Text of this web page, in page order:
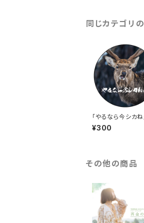
同じカテゴリ
「やるなら今シカね
バッチ
¥300
その他の商品